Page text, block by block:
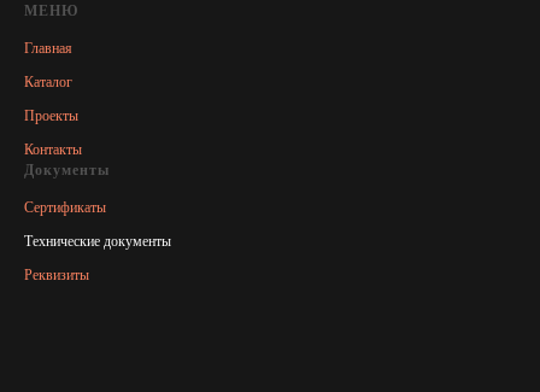
МЕНЮ
Главная
Каталог
Проекты
Контакты
Документы
Сертификаты
Технические документы
Реквизиты